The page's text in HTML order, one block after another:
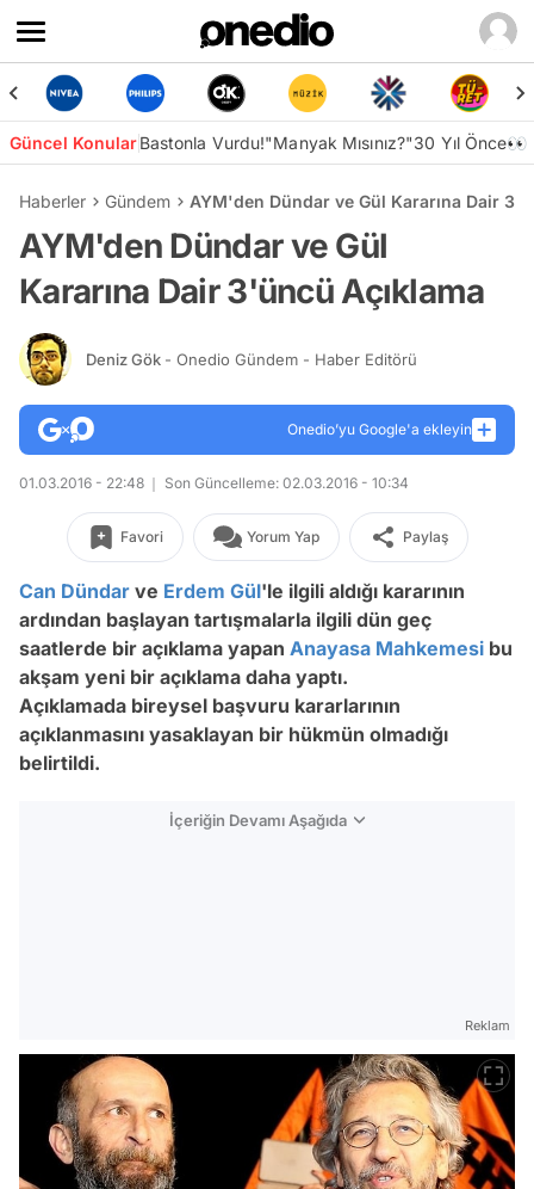
Güncel KonularBastonla Vurdu!"Manyak Mısınız?"30 Yıl Önce👀
Haberler Gündem AYM'den Dündar ve Gül Kararına Dair
AYM'den Dündar ve Gül
Kararına Dair 3'üncü Açıklama
Deniz Gök - Onedio Gündem - Haber Editörü
Onedio’yu Google'a ekleyin
01.03.2016 - 22:48 Son Güncelleme: 02.03.2016 - 10:34
Favori Yorum Yap Paylaş
Can Dündar ve Erdem Gül'le ilgili aldığı kararının
ardından başlayan tartışmalarla ilgili dün geç
saatlerde bir açıklama yapan Anayasa Mahkemesi bu
akşam yeni bir açıklama daha yaptı.
Açıklamada bireysel başvuru kararlarının
açıklanmasını yasaklayan bir hükmün olmadığı
belirtildi.
İçeriğin Devamı Aşağıda
Reklam